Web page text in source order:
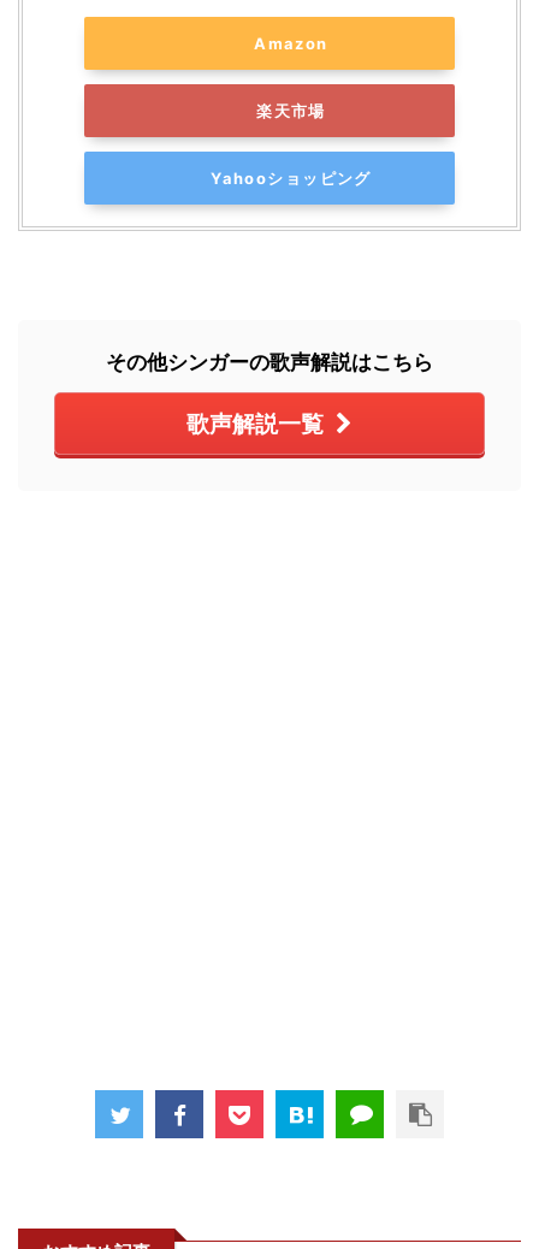
Amazon
楽天市場
Yahooショッピング
その他シンガーの歌声解説はこちら
歌声解説一覧